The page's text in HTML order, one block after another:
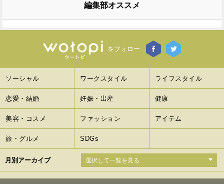
編集部オススメ
をフォロー
ソーシャル ワークスタイル ライフスタイル
恋愛・結婚 妊娠・出産 健康
美容・コスメ ファッション アイテム
旅・グルメ SDGs
月別アーカイブ